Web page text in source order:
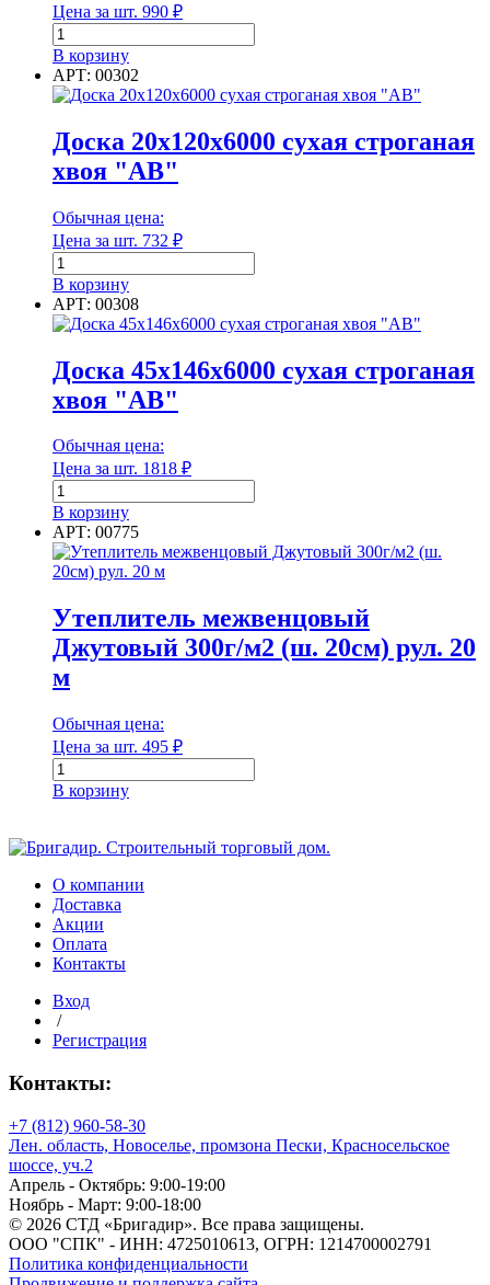
Цена за шт. 990 ₽
Количество
товара
Имитатор
бруса
17х196х6000
мм
хвоя
"АВ"
В корзину
АРТ: 00302
Доска 20х120х6000 сухая строганая
хвоя "АВ"
Обычная цена:
Цена за шт. 732 ₽
Количество
товара
Доска
20х120х6000
сухая
строганая
хвоя
"АВ"
В корзину
АРТ: 00308
Доска 45х146х6000 сухая строганая
хвоя "АВ"
Обычная цена:
Цена за шт. 1818 ₽
Количество
товара
Доска
45х146х6000
сухая
строганая
хвоя
"АВ"
В корзину
АРТ: 00775
Утеплитель межвенцовый
Джутовый 300г/м2 (ш. 20см) рул. 20
м
Обычная цена:
Цена за шт. 495 ₽
Количество
товара
Утеплитель
Джутовый
м2
(ш.
20см)
рул.
20
В корзину
О компании
Доставка
Акции
Оплата
Контакты
Вход
/
Регистрация
Контакты:
+7 (812) 960-58-30
Лен. область, Новоселье, промзона Пески, Красносельское
шоссе, уч.2
Апрель - Октябрь: 9:00-19:00
Ноябрь - Март: 9:00-18:00
© 2026 СТД «Бригадир». Все права защищены.
ООО "СПК" - ИНН: 4725010613, ОГРН: 1214700002791
Политика конфиденциальности